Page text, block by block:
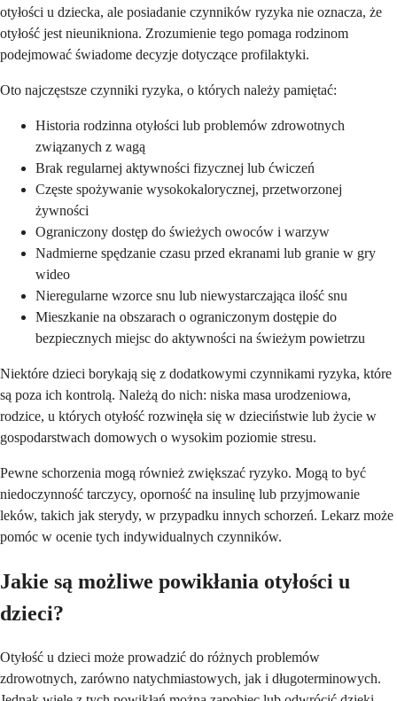
otyłości u dziecka, ale posiadanie czynników ryzyka nie oznacza, że
otyłość jest nieunikniona. Zrozumienie tego pomaga rodzinom
podejmować świadome decyzje dotyczące profilaktyki.
Oto najczęstsze czynniki ryzyka, o których należy pamiętać:
Historia rodzinna otyłości lub problemów zdrowotnych
związanych z wagą
Brak regularnej aktywności fizycznej lub ćwiczeń
Częste spożywanie wysokokalorycznej, przetworzonej
żywności
Ograniczony dostęp do świeżych owoców i warzyw
Nadmierne spędzanie czasu przed ekranami lub granie w gry
wideo
Nieregularne wzorce snu lub niewystarczająca ilość snu
Mieszkanie na obszarach o ograniczonym dostępie do
bezpiecznych miejsc do aktywności na świeżym powietrzu
Niektóre dzieci borykają się z dodatkowymi czynnikami ryzyka, które
są poza ich kontrolą. Należą do nich: niska masa urodzeniowa,
rodzice, u których otyłość rozwinęła się w dzieciństwie lub życie w
gospodarstwach domowych o wysokim poziomie stresu.
Pewne schorzenia mogą również zwiększać ryzyko. Mogą to być
niedoczynność tarczycy, oporność na insulinę lub przyjmowanie
leków, takich jak sterydy, w przypadku innych schorzeń. Lekarz może
pomóc w ocenie tych indywidualnych czynników.
Jakie są możliwe powikłania otyłości u
dzieci?
Otyłość u dzieci może prowadzić do różnych problemów
zdrowotnych, zarówno natychmiastowych, jak i długoterminowych.